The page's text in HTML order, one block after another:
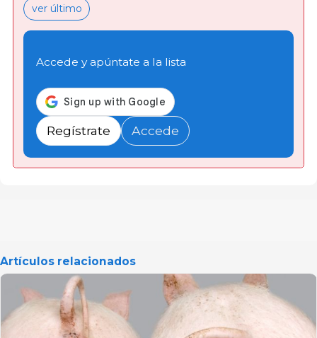
ver último
Accede y apúntate a la lista
Regístrate Accede
Artículos relacionados